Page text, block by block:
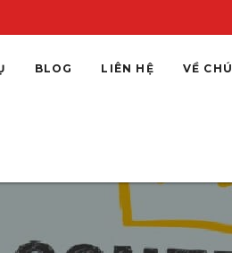
BLOG LIÊN HỆ VỀ